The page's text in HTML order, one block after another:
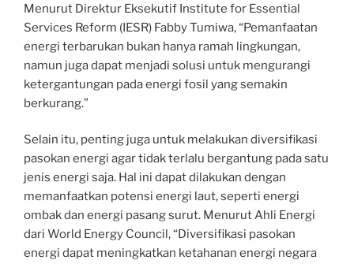
Menurut Direktur Eksekutif Institute for Essential
Services Reform (IESR) Fabby Tumiwa, “Pemanfaatan
energi terbarukan bukan hanya ramah lingkungan,
namun juga dapat menjadi solusi untuk mengurangi
ketergantungan pada energi fosil yang semakin
berkurang.”
Selain itu, penting juga untuk melakukan diversifikasi
pasokan energi agar tidak terlalu bergantung pada satu
jenis energi saja. Hal ini dapat dilakukan dengan
memanfaatkan potensi energi laut, seperti energi
ombak dan energi pasang surut. Menurut Ahli Energi
dari World Energy Council, “Diversifikasi pasokan
energi dapat meningkatkan ketahanan energi negara